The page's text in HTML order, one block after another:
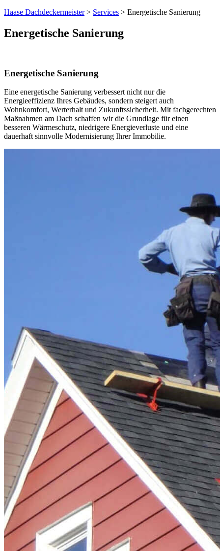
Haase Dachdeckermeister> Services > Energetische Sanierung
Energetische Sanierung
Energetische Sanierung
Eine energetische Sanierung verbessert nicht nur die
Energieeffizienz Ihres Gebäudes, sondern steigert auch
Wohnkomfort, Werterhalt und Zukunftssicherheit. Mit fachgerechten
Maßnahmen am Dach schaffen wir die Grundlage für einen
besseren Wärmeschutz, niedrigere Energieverluste und eine
dauerhaft sinnvolle Modernisierung Ihrer Immobilie.